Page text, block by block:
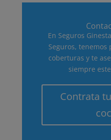
En Seguros
Seguros, tenemos
coberturas y te
siempre
Contrata